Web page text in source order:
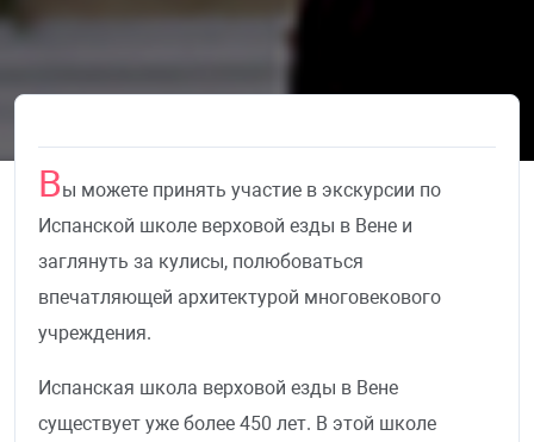
Вы можете принять участие в экскурсии по
Испанской школе верховой езды в Вене и
заглянуть за кулисы, полюбоваться
впечатляющей архитектурой многовекового
учреждения.
Испанская школа верховой езды в Вене
существует уже более 450 лет. В этой школе